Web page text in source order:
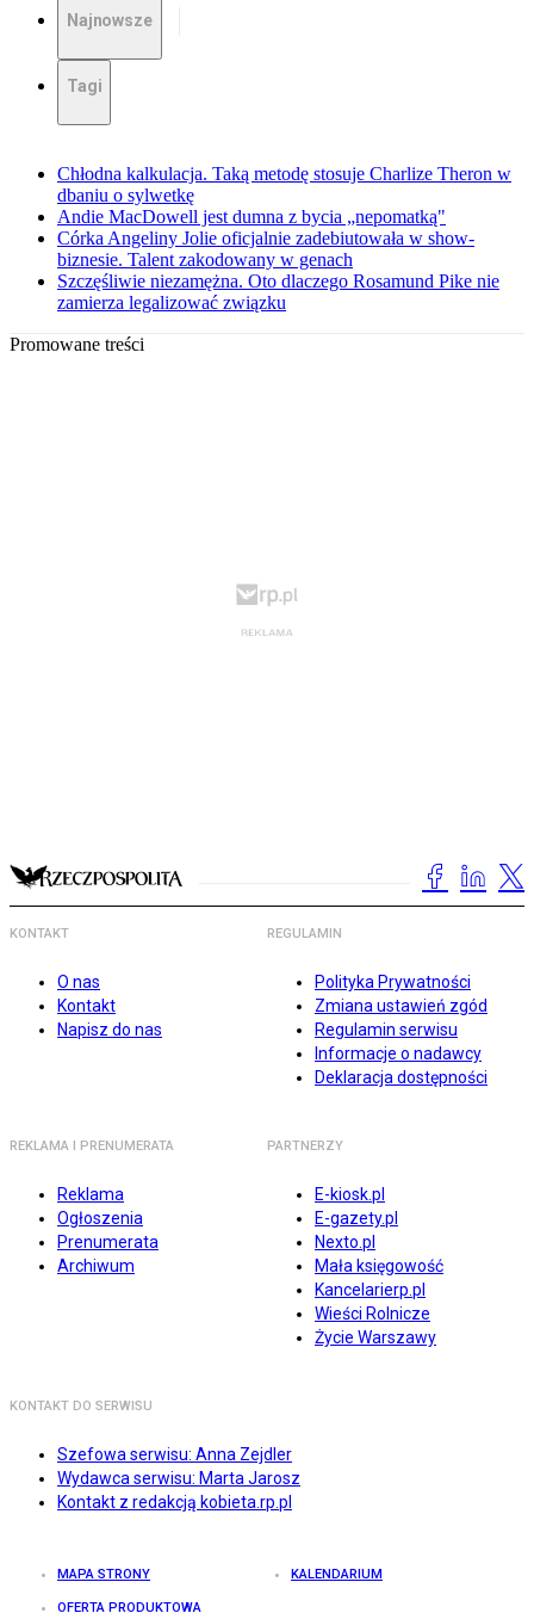
Najnowsze
Tagi
Chłodna kalkulacja. Taką metodę stosuje Charlize Theron w
dbaniu o sylwetkę
Andie MacDowell jest dumna z bycia „nepomatką"
Córka Angeliny Jolie oficjalnie zadebiutowała w show-
biznesie. Talent zakodowany w genach
Szczęśliwie niezamężna. Oto dlaczego Rosamund Pike nie
zamierza legalizować związku
Promowane treści
KONTAKT
O nas
Kontakt
Napisz do nas
REGULAMIN
Polityka Prywatności
Zmiana ustawień zgód
Regulamin serwisu
Informacje o nadawcy
Deklaracja dostępności
REKLAMA I PRENUMERATA
Reklama
Ogłoszenia
Prenumerata
Archiwum
PARTNERZY
E-kiosk.pl
E-gazety.pl
Nexto.pl
Mała księgowość
Kancelarierp.pl
Wieści Rolnicze
Życie Warszawy
KONTAKT DO SERWISU
Szefowa serwisu: Anna Zejdler
Wydawca serwisu: Marta Jarosz
Kontakt z redakcją kobieta.rp.pl
MAPA STRONY KALENDARIUM
OFERTA PRODUKTOWA